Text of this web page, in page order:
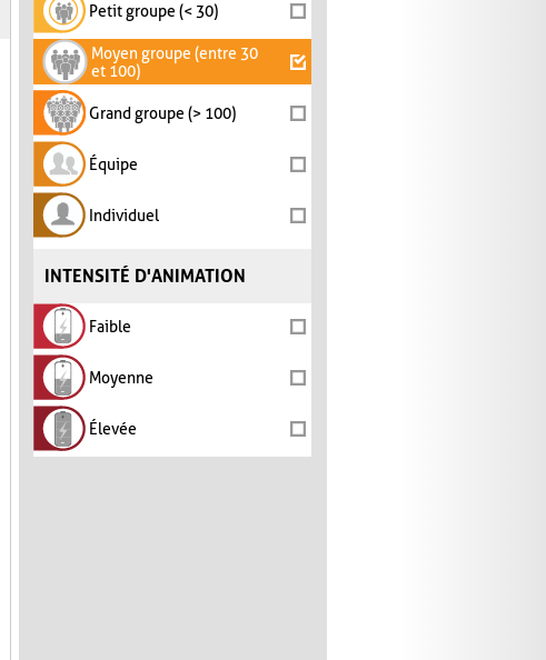
Petit groupe (< 30)
Moyen groupe (entre 30
et 100)
Grand groupe (> 100)
Équipe
Individuel
INTENSITÉ D'ANIMATION
Faible
Moyenne
Élevée